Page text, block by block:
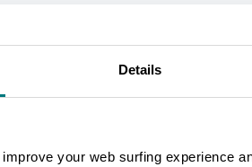
Details
your web surfing experience
Il Borgo ha conservato
l’impianto urbanistico
che sul paese sottostante
difensive considerate uno dei
oggi sede del Museo